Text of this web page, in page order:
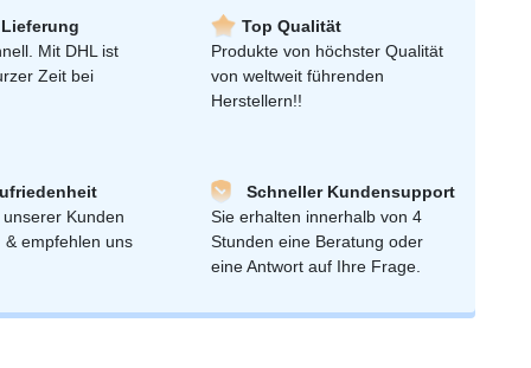
Mit DHL ist
Zeit bei
Top Qualität
Produkte von höchster Qualität
von weltweit führenden
Herstellern!!
Kunden
empfehlen uns
Schneller Kundensupport
Sie erhalten innerhalb von 4
Stunden eine Beratung oder
eine Antwort auf Ihre Frage.